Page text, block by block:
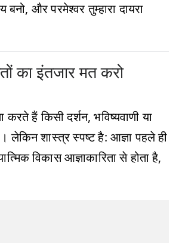
बनो, और परमेश्वर तुम्हारा दायरा
का इंतजार मत करो
करते हैं किसी दर्शन, भविष्यवाणी या
लेकिन शास्त्र स्पष्ट है: आज्ञा पहले ही
विकास आज्ञाकारिता से होता है,